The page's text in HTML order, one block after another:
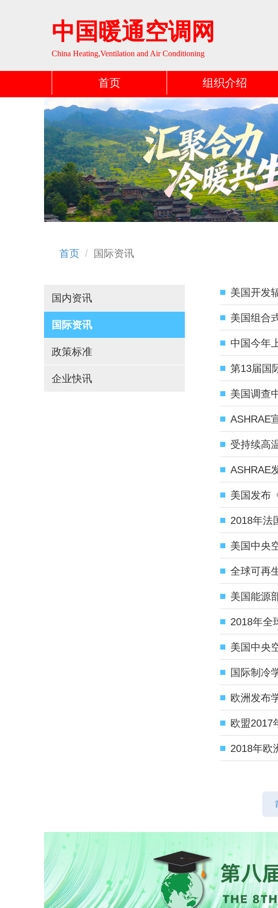
中国暖通空调网
China Heating,Ventilation and Air Conditioning
首页 组织介绍
首页 国际资讯
国内资讯
国际资讯
政策标准
企业快讯
美国开发
美国组合
中国今年
第13届国
美国调查
ASHRAE
受持续高
ASHRAE
美国发布
2018年法
美国中央
全球可再
美国能源
2018年全
美国中央
国际制冷
欧洲发布
欧盟2017
2018年欧